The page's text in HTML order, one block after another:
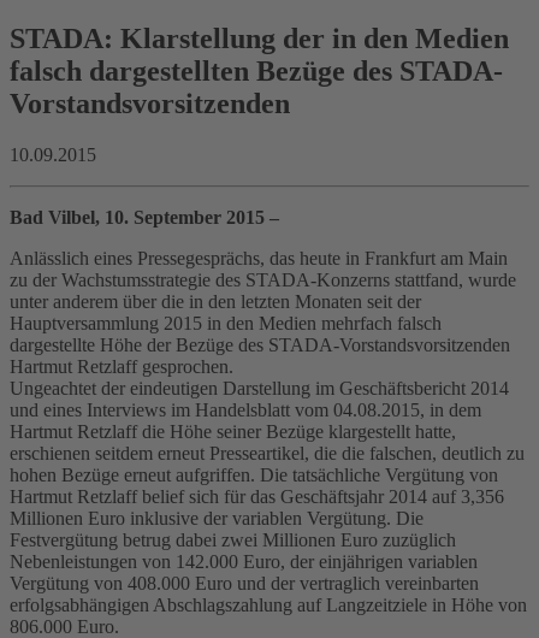
STADA: Klarstellung der in den Medien
falsch dargestellten Bezüge des STADA-
Vorstandsvorsitzenden
10.09.2015
Bad Vilbel, 10. September 2015 –
Anlässlich eines Pressegesprächs, das heute in Frankfurt am Main
zu der Wachstumsstrategie des STADA-Konzerns stattfand, wurde
unter anderem über die in den letzten Monaten seit der
Hauptversammlung 2015 in den Medien mehrfach falsch
dargestellte Höhe der Bezüge des STADA-Vorstandsvorsitzenden
Hartmut Retzlaff gesprochen.
Ungeachtet der eindeutigen Darstellung im Geschäftsbericht 2014
und eines Interviews im Handelsblatt vom 04.08.2015, in dem
Hartmut Retzlaff die Höhe seiner Bezüge klargestellt hatte,
erschienen seitdem erneut Presseartikel, die die falschen, deutlich zu
hohen Bezüge erneut aufgriffen. Die tatsächliche Vergütung von
Hartmut Retzlaff belief sich für das Geschäftsjahr 2014 auf 3,356
Millionen Euro inklusive der variablen Vergütung. Die
Festvergütung betrug dabei zwei Millionen Euro zuzüglich
Nebenleistungen von 142.000 Euro, der einjährigen variablen
Vergütung von 408.000 Euro und der vertraglich vereinbarten
erfolgsabhängigen Abschlagszahlung auf Langzeitziele in Höhe von
806.000 Euro.